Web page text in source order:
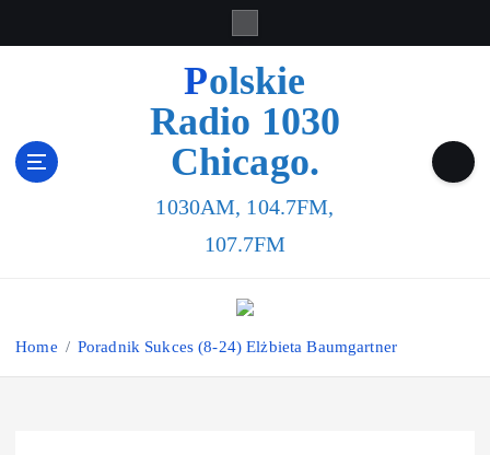
Polskie
Radio 1030
Chicago.
1030AM, 104.7FM,
107.7FM
Home Poradnik Sukces (8-24) Elżbieta Baumgartner